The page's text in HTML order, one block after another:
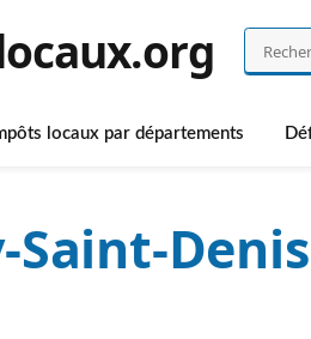
locaux par départements